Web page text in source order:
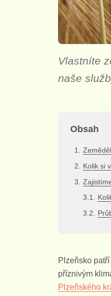
Vlastníte
naše
Obsah
Kolik si
Plzeňsko
příznivým
Plzeňského